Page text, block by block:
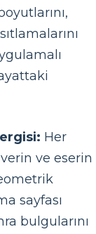
Her
ve eserin
sayfası
bulgularını